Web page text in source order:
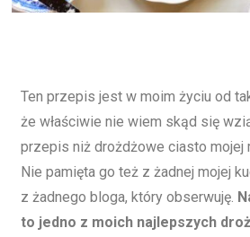
Ten przepis jest w moim życiu od
że właściwie nie wiem skąd się
przepis niż drożdżowe ciasto mojej
Nie pamięta go też z żadnej mojej
z żadnego bloga, który obserwuję.
to jedno z moich najlepszych